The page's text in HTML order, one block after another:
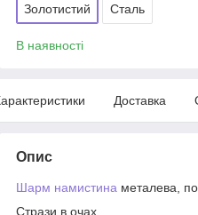
Золотистий Сталь
В наявності
Доставка
Опис
Шарм намистина металева,
Стрази в очах.